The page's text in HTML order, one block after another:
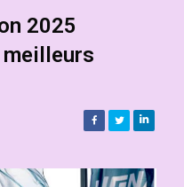
2025
meilleurs